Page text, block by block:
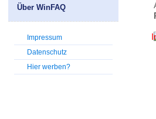
Über WinFAQ
Impressum
Datenschutz
Hier werben?